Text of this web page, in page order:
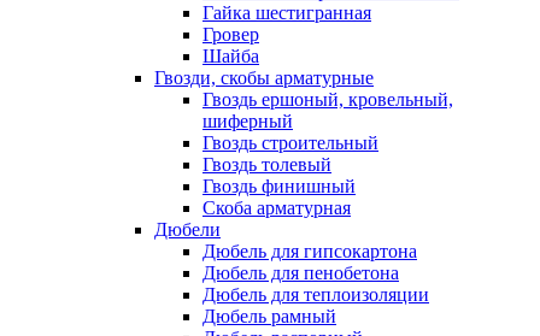
Гайка шестигранная
Гровер
Шайба
Гвозди, скобы арматурные
Гвоздь ершоный, кровельный,
шиферный
Гвоздь строительный
Гвоздь толевый
Гвоздь финишный
Скоба арматурная
Дюбели
Дюбель для гипсокартона
Дюбель для пенобетона
Дюбель для теплоизоляции
Дюбель рамный